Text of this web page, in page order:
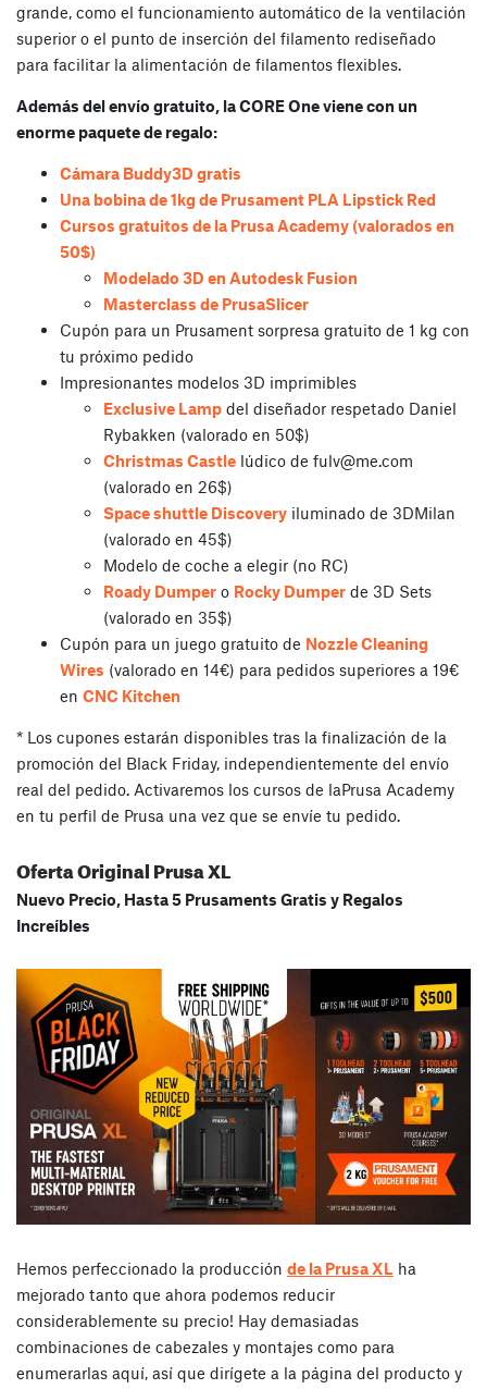
grande, como el funcionamiento automático de la ventilación
superior o el punto de inserción del filamento rediseñado
para facilitar la alimentación de filamentos flexibles.
Además del envío gratuito, la CORE One viene con un
enorme paquete de regalo:
Cámara Buddy3D gratis
Una bobina de 1kg de Prusament PLA Lipstick Red
Cursos gratuitos de la Prusa Academy (valorados en
50$)
Modelado 3D en Autodesk Fusion
Masterclass de PrusaSlicer
Cupón para un Prusament sorpresa gratuito de 1 kg con
tu próximo pedido
Impresionantes modelos 3D imprimibles
Exclusive Lamp del diseñador respetado Daniel
Rybakken (valorado en 50$)
Christmas Castle lúdico de fulv@me.com
(valorado en 26$)
Space shuttle Discovery iluminado de 3DMilan
(valorado en 45$)
Modelo de coche a elegir (no RC)
Roady Dumper o Rocky Dumper de 3D Sets
(valorado en 35$)
Cupón para un juego gratuito de Nozzle Cleaning
Wires (valorado en 14€) para pedidos superiores a 19€
en CNC Kitchen
* Los cupones estarán disponibles tras la finalización de la
promoción del Black Friday, independientemente del envío
real del pedido. Activaremos los cursos de laPrusa Academy
en tu perfil de Prusa una vez que se envíe tu pedido.
Oferta Original Prusa XL
Nuevo Precio, Hasta 5 Prusaments Gratis y Regalos
Increíbles
Hemos perfeccionado la producción de la Prusa XL ha
mejorado tanto que ahora podemos reducir
considerablemente su precio! Hay demasiadas
combinaciones de cabezales y montajes como para
enumerarlas aquí, así que dirígete a la página del producto y